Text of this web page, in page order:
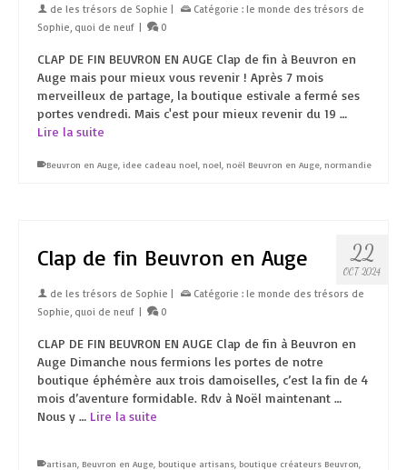
de les trésors de Sophie Catégorie : le monde des trésors de
Sophie, quoi de neuf 0
CLAP DE FIN BEUVRON EN AUGE Clap de fin à Beuvron en
Auge mais pour mieux vous revenir ! Après 7 mois
merveilleux de partage, la boutique estivale a fermé ses
portes vendredi. Mais c'est pour mieux revenir du 19 …
Lire la suite
Beuvron en Auge idee cadeau noel noel noël Beuvron en Auge normandie
22
OCT 2024
Clap de fin Beuvron en Auge
de les trésors de Sophie Catégorie : le monde des trésors de
Sophie, quoi de neuf 0
CLAP DE FIN BEUVRON EN AUGE Clap de fin à Beuvron en
Auge Dimanche nous fermions les portes de notre
boutique éphémère aux trois damoiselles, c’est la fin de 4
mois d’aventure formidable. Rdv à Noël maintenant …
Nous y … Lire la suite
artisan Beuvron en Auge boutique artisans boutique créateurs Beuvron